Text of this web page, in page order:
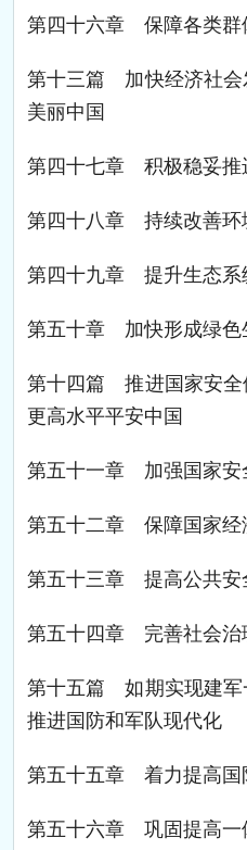
第四十六章 保障各类群
第十三篇 加快经济社
美丽中国
第四十七章 积极稳妥推
第四十八章 持续改善环
第四十九章 提升生态系
第五十章 加快形成绿色
第十四篇 推进国家安
更高水平平安中国
第五十一章 加强国家安
第五十二章 保障国家经
第五十三章 提高公共安
第五十四章 完善社会治
第十五篇 如期实现建
推进国防和军队现代化
第五十五章 着力提高国
第五十六章 巩固提高一